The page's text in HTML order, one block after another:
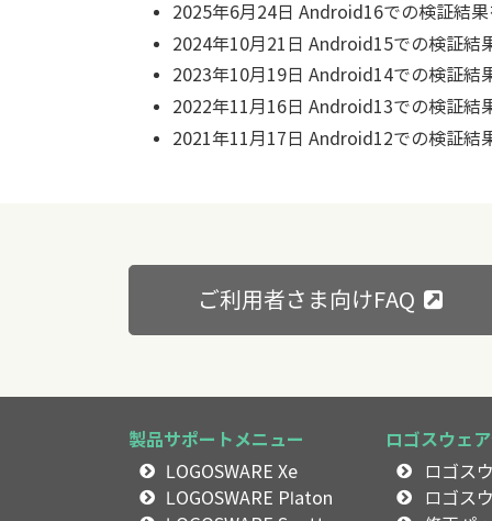
2025年6月24日 Android16での検証結果
2024年10月21日 Android15での検証結
2023年10月19日 Android14での検証結
2022年11月16日 Android13での検証結
2021年11月17日 Android12での検証結
ご利用者さま向けFAQ
製品サポートメニュー
LOGOSWARE Xe
LOGOSWARE Platon
ロゴスウェ
ロゴス
ロゴス